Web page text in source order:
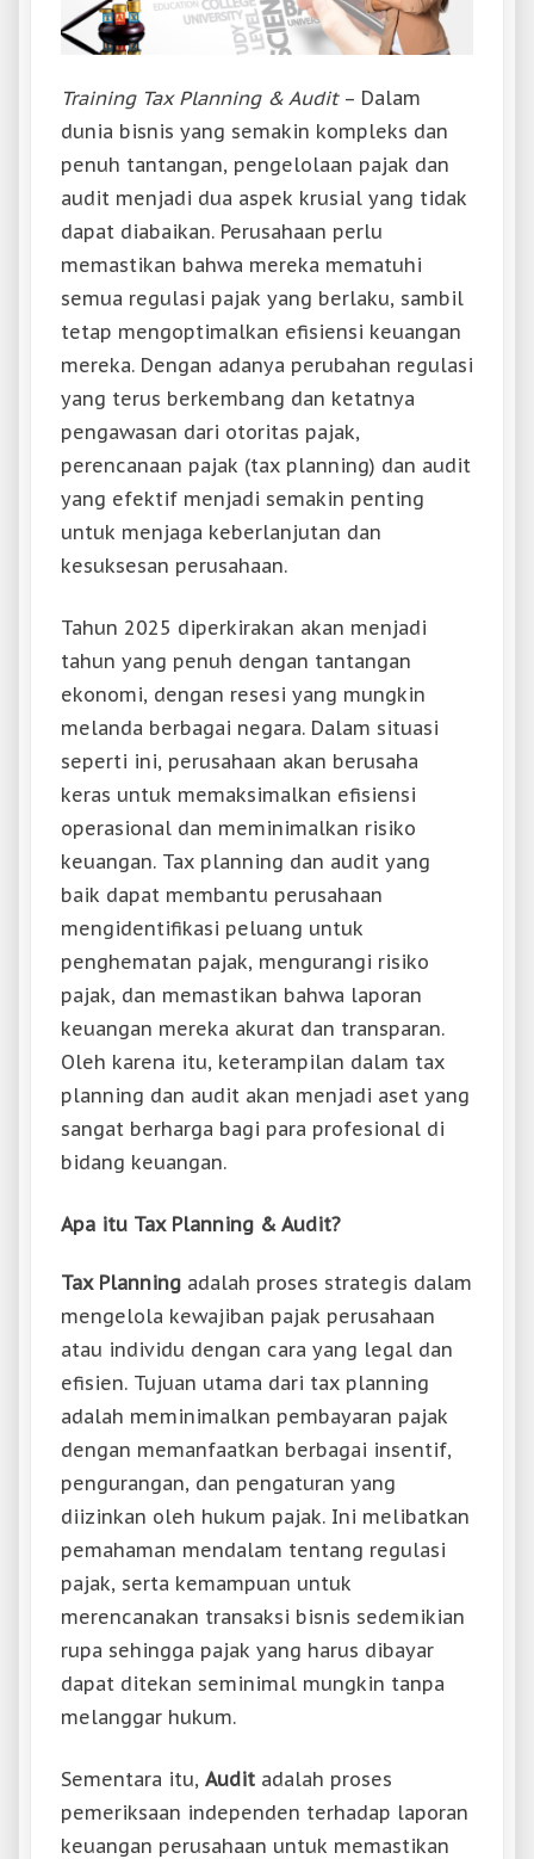
Training Tax Planning & Audit– Dalam
dunia bisnis yang semakin kompleks dan
penuh tantangan, pengelolaan pajak dan
audit menjadi dua aspek krusial yang tidak
dapat diabaikan. Perusahaan perlu
memastikan bahwa mereka mematuhi
semua regulasi pajak yang berlaku, sambil
tetap mengoptimalkan efisiensi keuangan
mereka. Dengan adanya perubahan regulasi
yang terus berkembang dan ketatnya
pengawasan dari otoritas pajak,
perencanaan pajak (tax planning) dan audit
yang efektif menjadi semakin penting
untuk menjaga keberlanjutan dan
kesuksesan perusahaan.
Tahun 2025 diperkirakan akan menjadi
tahun yang penuh dengan tantangan
ekonomi, dengan resesi yang mungkin
melanda berbagai negara. Dalam situasi
seperti ini, perusahaan akan berusaha
keras untuk memaksimalkan efisiensi
operasional dan meminimalkan risiko
keuangan. Tax planning dan audit yang
baik dapat membantu perusahaan
mengidentifikasi peluang untuk
penghematan pajak, mengurangi risiko
pajak, dan memastikan bahwa laporan
keuangan mereka akurat dan transparan.
Oleh karena itu, keterampilan dalam tax
planning dan audit akan menjadi aset yang
sangat berharga bagi para profesional di
bidang keuangan.
Apa itu Tax Planning & Audit?
Tax Planning adalah proses strategis dalam
mengelola kewajiban pajak perusahaan
atau individu dengan cara yang legal dan
efisien. Tujuan utama dari tax planning
adalah meminimalkan pembayaran pajak
dengan memanfaatkan berbagai insentif,
pengurangan, dan pengaturan yang
diizinkan oleh hukum pajak. Ini melibatkan
pemahaman mendalam tentang regulasi
pajak, serta kemampuan untuk
merencanakan transaksi bisnis sedemikian
rupa sehingga pajak yang harus dibayar
dapat ditekan seminimal mungkin tanpa
melanggar hukum.
Sementara itu, Audit adalah proses
pemeriksaan independen terhadap laporan
keuangan perusahaan untuk memastikan